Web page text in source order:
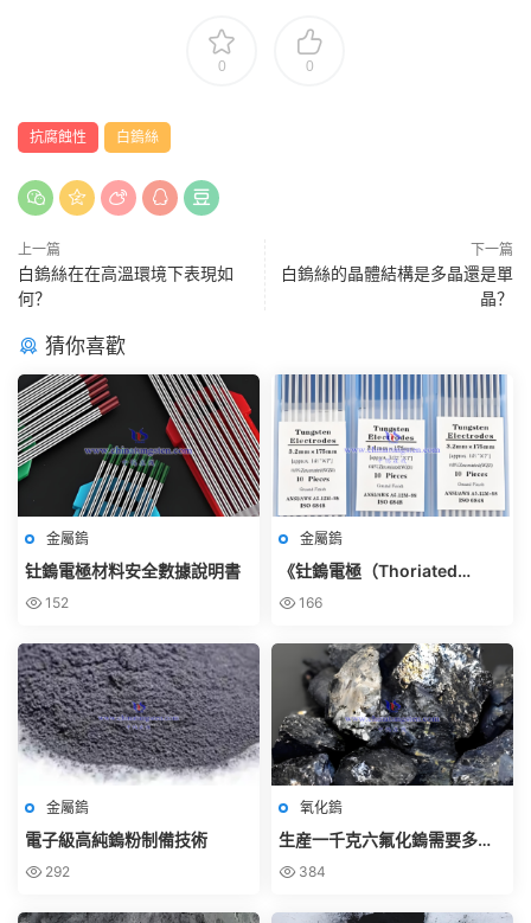
0 0
抗腐蝕性 白鎢絲
上一篇
白鎢絲在在高溫環境下表現如
何？
下一篇
白鎢絲的晶體結構是多晶還是單
晶？
猜你喜歡
金屬鎢
钍鎢電極材料安全數據說明書
152
金屬鎢
《钍鎢電極（Thoriated
Tungsten Electrode）使用規
166
金屬鎢
電子級高純鎢粉制備技術
292
氧化鎢
生産一千克六氟化鎢需要多少
鎢粉？
384